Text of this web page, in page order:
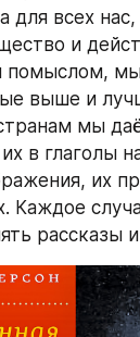
для всех
и
помыслом,
выше и
мы
в глаголы
их
Каждое
рассказы